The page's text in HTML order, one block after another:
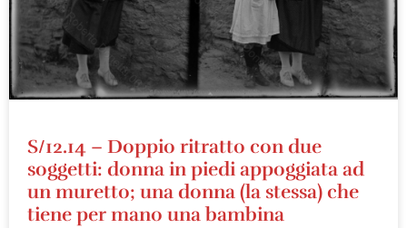
S/12.14 – Doppio ritratto con due
soggetti: donna in piedi appoggiata ad
un muretto; una donna (la stessa) che
tiene per mano una bambina